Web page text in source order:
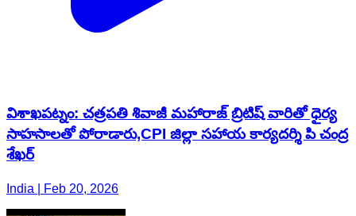
విశాఖపట్నం: చత్రపతి శివాజీ మహారాజ్ బ్రిటిష్ వారితో ధైర్య
సాహసాలతో పోరాడారు,CPI జిల్లా సహాయ కార్యదర్శి పి చంద్ర
శేఖర్
India | Feb 20, 2026